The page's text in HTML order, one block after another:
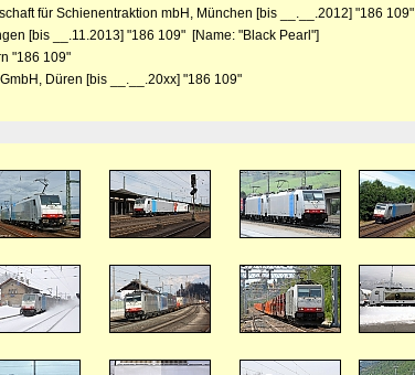
für Schienentraktion mbH, München [bis __.__.2012] "186 109"
[bis __.11.2013] "186 109" [Name: "Black Pearl"]
"186 109"
Düren [bis __.__.20xx] "186 109"